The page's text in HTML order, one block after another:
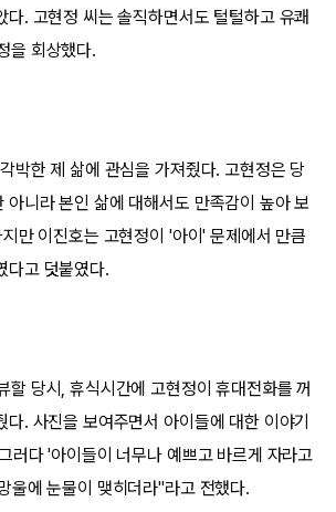
다. 고현정 씨는 솔직하면서도 털털하고 유쾌
을 회상했다.
박한 제 삶에 관심을 가져줬다. 고현정은 당
아니라 본인 삶에 대해서도 만족감이 높아 보
만 이진호는 고현정이 '아이' 문제에서 만큼
다고 덧붙였다.
할 당시, 휴식시간에 고현정이 휴대전화를 꺼
다. 사진을 보여주면서 아이들에 대한 이야기
러다 '아이들이 너무나 예쁘고 바르게 자라고
울에 눈물이 맺히더라"라고 전했다.